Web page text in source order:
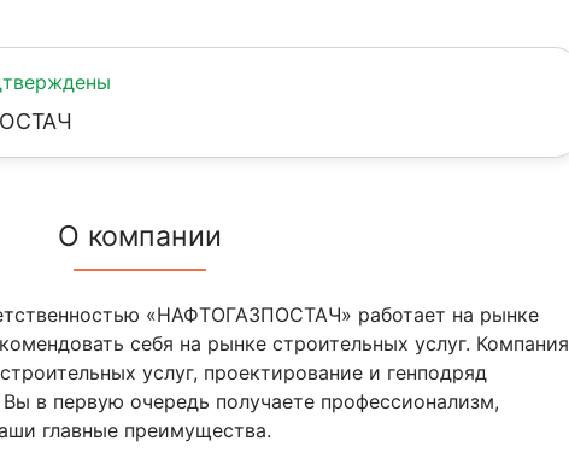
О компании
«НАФТОГАЗПОСТАЧ» работает на рынке
себя на рынке строительных услуг. Компания
услуг, проектирование и генподряд
в первую очередь получаете профессионализм,
главные преимущества.